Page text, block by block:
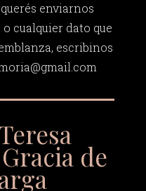
enviarnos
cualquier dato que
escribinos
de